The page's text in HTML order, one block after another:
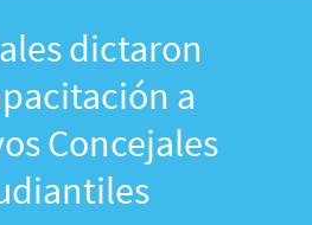
dictaron
a
Concejales